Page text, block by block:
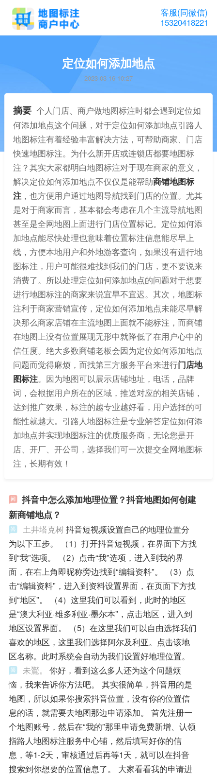
客服(同微信)
15320418221
定位如何添加地点
2023-03-16 10:27
摘要 个人门店、商户做地图标注时都会遇到定位如
何添加地点这个问题，对于定位如何添加地点引路人
地图标注有着经验丰富解决方法，可帮助商家、门店
快速地图标注。为什么新开店或连锁店都要地图标
注？其实大家都明白地图标注对于现在商家的意义，
解决定位如何添加地点不仅仅是能帮助商铺地图标
注，也方便用户通过地图导航找到门店的位置。尤其
是对于商家而言，基本都会考虑在几个主流导航地图
甚至是全网地图上面进行门店位置标记。定位如何添
加地点能尽快处理也意味着位置标注信息能尽早上
线，方便本地用户和外地游客查询，如果没有进行地
图标注，用户可能很难找到我们的门店，更不要说来
消费了。所以处理定位如何添加地点的问题对于想要
进行地图标注的商家来说宜早不宜迟。其次，地图标
注利于商家营销宣传，定位如何添加地点未能尽早解
决那么商家店铺在主流地图上面就不能标注，而商铺
在地图上没有位置展现无形中就降低了在用户心中的
信任度。绝大多数商铺老板会因为定位如何添加地点
问题而觉得麻烦，而找第三方服务平台来进行门店地
图标注。因为地图可以展示店铺地址，电话，品牌
词，会根据用户所在的区域，推送对应的相关店铺，
达到推广效果，标注的越专业越好看，用户选择的可
能性就越大。引路人地图标注是专业解答定位如何添
加地点并实现地图标注的优质服务商，无论您是开
店、开厂、开公司，选择我们可一次提交全网地图标
注，长期有效！
抖音中怎么添加地理位置？抖音地图如何创建
新商铺地点？
土井塔克树抖音短视频设置自己的地理位置分
为以下五步。 （1）打开抖音短视频，在界面下方找
到“我”选项。 （2）点击“我”选项，进入到我的界
面，在右上角即昵称旁边找到“编辑资料”。 （3）点
击“编辑资料”，进入到资料设置界面，在页面下方找
到“地区”。 （4）这里我们可以看到，此时的地区
是“澳大利亚·维多利亚·墨尔本”，点击地区，进入到
地区设置界面。 （5）在这里我们可以自由选择我们
喜欢的地区，这里我们选择阿尔及利亚。点击该地
区名称。此时系统会自动为我们设置好地理位置。
未鸑。
你好，看到这么多人还为这个问题烦
恼，我来告诉你方法吧。 其实很简单，抖音用的是
地图，所以如果你搜索抖音位置，没有你的位置信
息的话，就需要去地图那边申请添加。 首先注册一
个地图账号，然后在“我的”那里申请免费新增、认领
指路人地图标注服务中心铺，然后填写好你的信
息，等1-2天，审核通过后再等1天，就可以在抖音
搜索到你想要的位置信息了。 大家看看我的申请进